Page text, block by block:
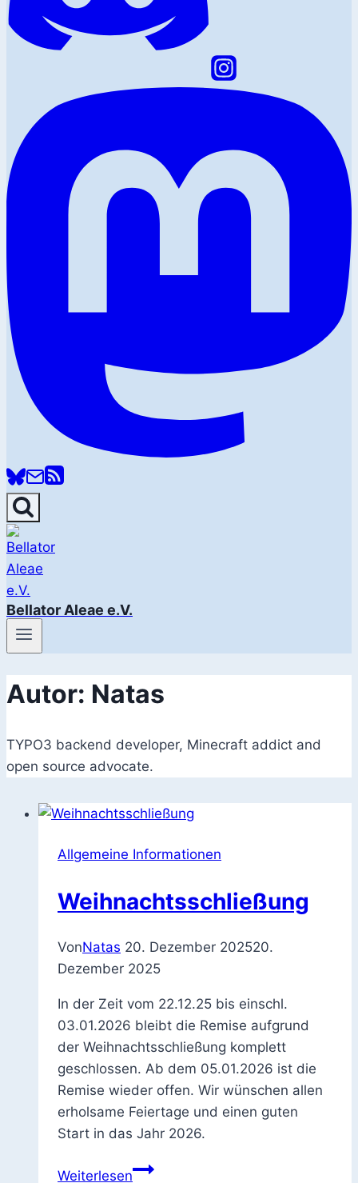
Bellator Aleae e.V.
Autor: Natas
TYPO3 backend developer, Minecraft addict and
open source advocate.
Allgemeine Informationen
Weihnachtsschließung
VonNatas 20. Dezember 202520.
Dezember 2025
In der Zeit vom 22.12.25 bis einschl.
03.01.2026 bleibt die Remise aufgrund
der Weihnachtsschließung komplett
geschlossen. Ab dem 05.01.2026 ist die
Remise wieder offen. Wir wünschen allen
erholsame Feiertage und einen guten
Start in das Jahr 2026.
WeiterlesenWeihnachtsschließung